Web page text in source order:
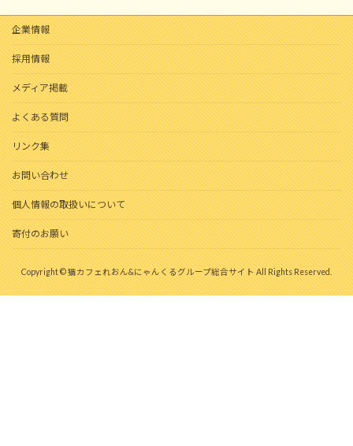
企業情報
採用情報
メディア掲載
よくある質問
リンク集
お問い合わせ
個人情報の取扱いについて
寄付のお願い
Copyright © 猫カフェれおん&にゃんくるグループ総合サイト All Rights Reserved.